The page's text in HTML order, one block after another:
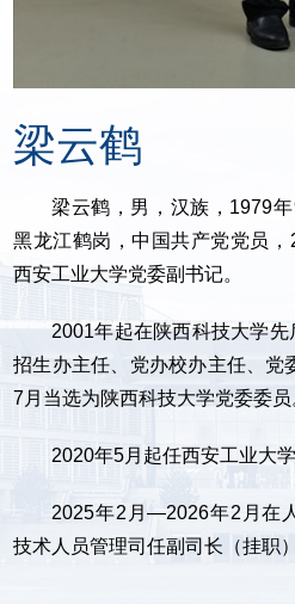
梁云鹤
梁云鹤，男，汉族，1979
黑龙江鹤岗，中国共产党党员
西安工业大学党委副书记。
2001年起在陕西科技大学先
招生办主任、党办校办主任、党
7月当选为陕西科技大学党委委员
2020年5月起任西安工业大
2025年2月—2026年2月在
技术人员管理司任副司长（挂职）